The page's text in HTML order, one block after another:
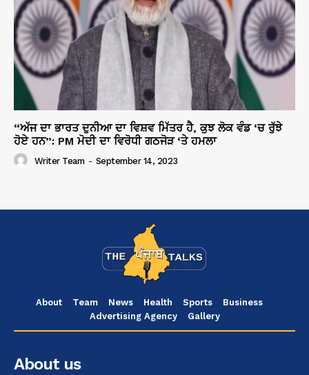
“ਅੱਜ ਦਾ ਭਾਰਤ ਦੁਨੀਆ ਦਾ ਵਿਸ਼ਵ ਮਿੱਤਰ ਹੈ, ਕੁਝ ਲੋਕ ਵੰਡ ‘ਚ ਰੁੱਝੇ
ਹੋਏ ਹਨ”: PM ਮੋਦੀ ਦਾ ਵਿਰੋਧੀ ਗਠਜੋੜ ‘ਤੇ ਹਮਲਾ
Writer Team - September 14, 2023
About Team News Health Sports
Business
Advertising Agency
Gallery
About us